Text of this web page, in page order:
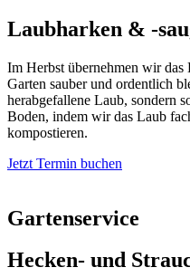
Laubharken & -
Im Herbst übernehmen wir
Garten sauber und ordentlich
herabgefallene Laub, sondern
Boden, indem wir das Laub
kompostieren.
Jetzt Termin buchen
Gartenservice
Hecken- und